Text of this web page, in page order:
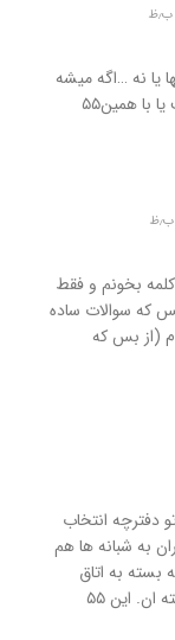
یا نه …اگه میشه
برام بپرسید..و اگه میدهند هزینش جداست یا با همین۵۵
بخونم و فقط
که سوالات ساده
وزبان۲۷ واستعداد۱۵ زدم (از بس که
دفترچه انتخاب
به شبانه ها هم
به اتاق
هاش فرق میکنه برید تو سایت هاشون نوشته ان. این ۵۵